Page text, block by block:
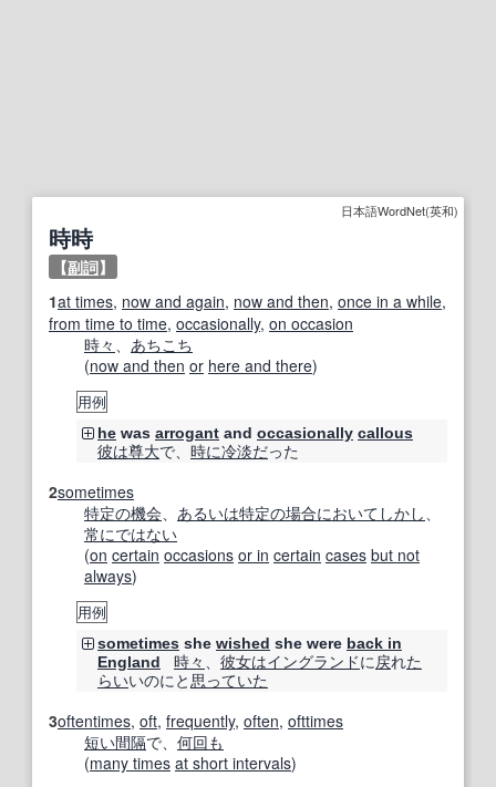
日本語WordNet(英和)
時時
【副詞】
1at times, now and again, now and then, once in a while,
from time to time, occasionally, on occasion
時々
あちこち
(now and then or here and there)
用例
he was arrogant and occasionally callous
彼は尊大で、 時に冷淡だった
2sometimes
特定の機会 あるいは特定の場合において しかし
常にではない
(on certain occasions or in certain cases but not
always)
用例
sometimes she wished she were back in
England
時々 彼女はイングランドに 戻れた
らいいのにと 思っていた
3oftentimes, oft, frequently, often, ofttimes
短い間隔で、 何回も
(many times at short intervals)